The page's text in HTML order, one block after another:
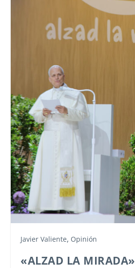
Javier Valiente, Opinión
«ALZAD LA MIRADA»